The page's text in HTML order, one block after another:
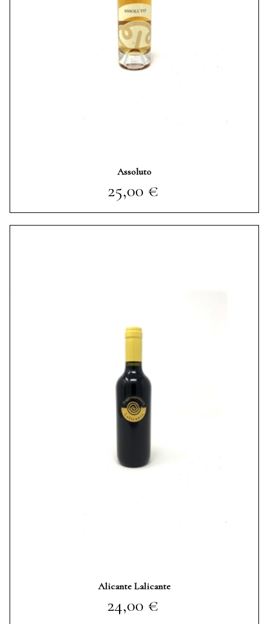
Assoluto
Prezzo
25,00 €
Alicante Lalicante
Prezzo
24,00 €